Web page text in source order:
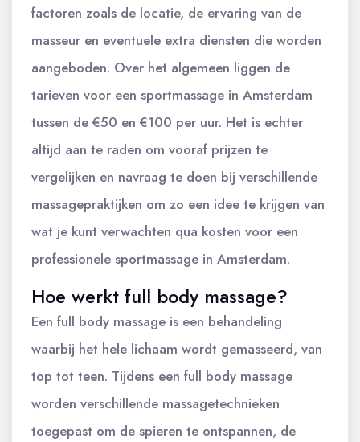
factoren zoals de locatie, de ervaring van de
masseur en eventuele extra diensten die worden
aangeboden. Over het algemeen liggen de
tarieven voor een sportmassage in Amsterdam
tussen de €50 en €100 per uur. Het is echter
altijd aan te raden om vooraf prijzen te
vergelijken en navraag te doen bij verschillende
massagepraktijken om zo een idee te krijgen van
wat je kunt verwachten qua kosten voor een
professionele sportmassage in Amsterdam.
Hoe werkt full body massage?
Een full body massage is een behandeling
waarbij het hele lichaam wordt gemasseerd, van
top tot teen. Tijdens een full body massage
worden verschillende massagetechnieken
toegepast om de spieren te ontspannen, de